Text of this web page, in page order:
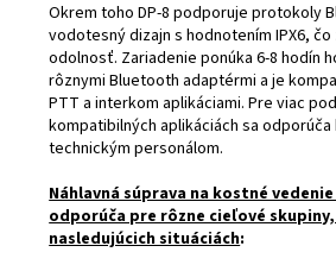
Okrem toho DP-8 podporuje protokoly
vodotesný dizajn s hodnotením IPX6,
odolnosť. Zariadenie ponúka 6-8 hodín
rôznymi Bluetooth adaptérmi a je
PTT a interkom aplikáciami. Pre viac
kompatibilných aplikáciách sa
technickým personálom.
Náhlavná súprava na kostné
odporúča pre rôzne cieľové skupiny,
nasledujúcich situáciách: